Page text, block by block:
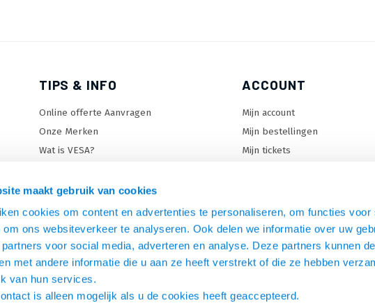
maakt gebruik van cookies
cookies om content en advertenties te personaliseren, om functies voor
om ons websiteverkeer te analyseren. Ook delen we informatie over uw
voor social media, adverteren en analyse. Deze partners kunnen
met andere informatie die u aan ze heeft verstrekt of die ze hebben
van hun services.
is alleen mogelijk als u de cookies heeft geaccepteerd.
TIPS & INFO
Online offerte Aanvragen
Onze Merken
Wat is VESA?
TV standaard keuzehulp
TV lift keuzehulp
Monitorarm keuzehulp
SiteMap
ACCOUNT
Mijn account
Mijn bestellingen
Mijn tickets